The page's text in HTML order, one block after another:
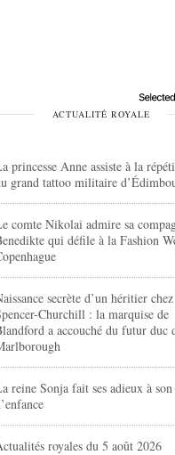
ACTUALITÉ ROYALE
princesse Anne assiste à la
grand tattoo militaire
comte Nikolai admire sa
qui défile à la Fashion
secrète d’un héritier
Churchill : la marquise de
a accouché du futur duc
reine Sonja fait ses adieux à
royales du 5 août 2026